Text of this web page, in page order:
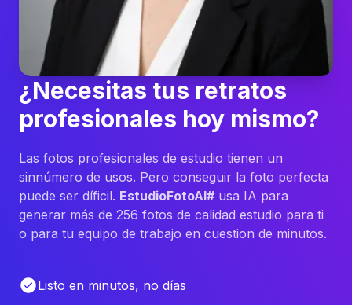
¿Necesitas tus retratos
profesionales hoy mismo?
Las fotos profesionales de estudio tienen un
sinnúmero de usos. Pero conseguir la foto perfecta
puede ser díficil. EstudioFotoAI# usa IA para
generar más de 256 fotos de calidad estudio para ti
o para tu equipo de trabajo en cuestion de minutos.
Listo en minutos, no días